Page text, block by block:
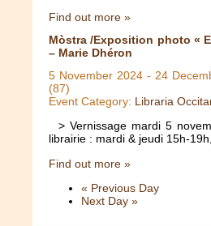
Find out more »
Mòstra /Exposition photo «
– Marie Dhéron
5 November 2024 - 24
(87)
Event Category: Libraria
> Vernissage mardi 5
librairie : mardi & jeudi 15h-
Find out more »
« Previous Day
Next Day »